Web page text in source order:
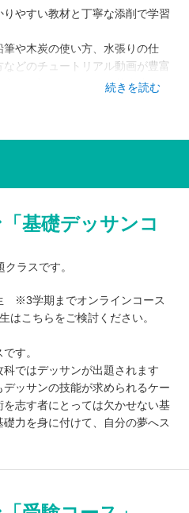
りやすい教材と丁寧な添削で学習
や木炭の使い方、水張りの仕
どのチュートリアル動画が豊富
に解説しています。基礎造形知
）と個人講評があり、他の生徒
々の課題を通じて自身の弱点を
中にわからないことや困ってい
ます。
と自然豊かで温暖な環境を併せ
校を本校とし、横浜校、横浜青
所を提供しています。
週6日のコースまで、希望するコ
続きを読む
基礎デッサンコ
ラスです。
※3学期までオンラインコース
はこちらをご検討ください。
す。
ではデッサンが出題されます
ッサンの技能が求められるケー
志す者にとっては欠かせない基
力を身に付けて、自分の夢へス